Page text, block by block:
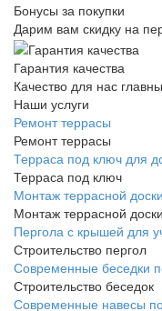
Бонусы за покупки
Дарим вам скидку на
Гарантия качества
Качество для нас
Наши услуги
Ремонт террасы
Ремонт террасы
Терраса под ключ для
Терраса под ключ
Монтаж террасной
Монтаж террасной доски
Пергола с крышей для
Строительство пергол
Современные беседки
Строительство беседок
Современные навесы